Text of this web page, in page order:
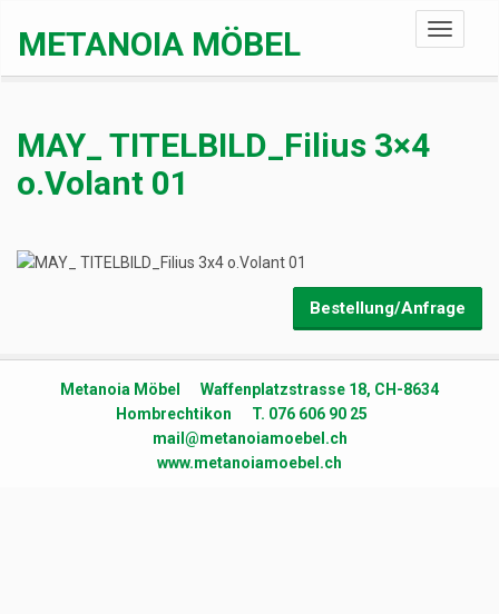
Toggle
METANOIA MÖBEL
MAY_ TITELBILD_Filius 3×4
o.Volant 01
Bestellung/Anfrage
Metanoia Möbel Waffenplatzstrasse 18, CH-8634
Hombrechtikon T. 076 606 90 25
mail@metanoiamoebel.ch
www.metanoiamoebel.ch